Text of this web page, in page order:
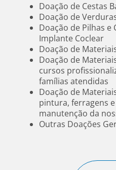
Doação de Cestas
Doação de
Doação de Pilhas
Implante Coclear
Doação de
Doação de
cursos
famílias atendidas
Doação de
pintura, ferragens
manutenção da
Outras Doações